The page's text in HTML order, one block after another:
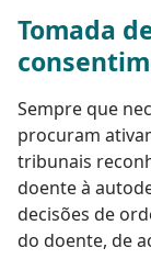
Tomada
Sempre que
procuram
tribunais
doente à
decisões de
do doente, de